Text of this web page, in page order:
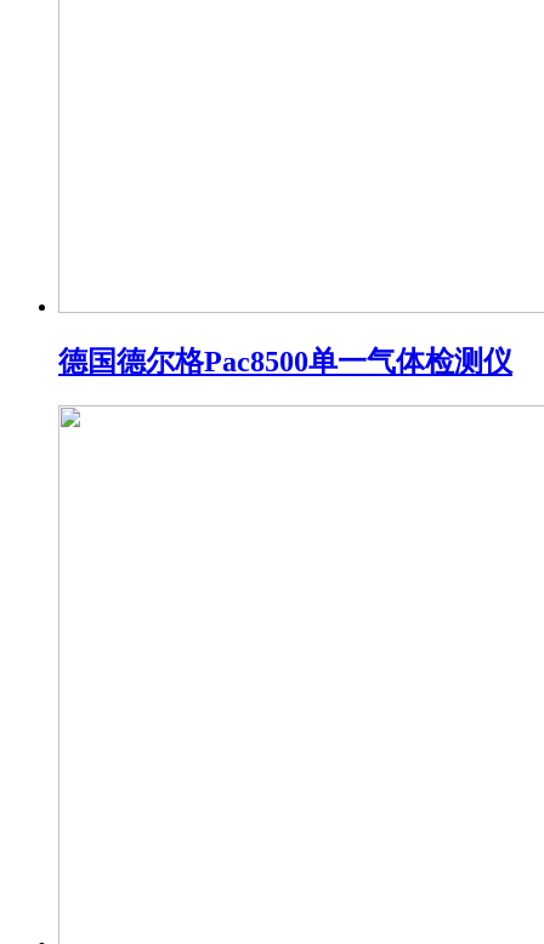
德国德尔格Pac8500单一气体检测仪